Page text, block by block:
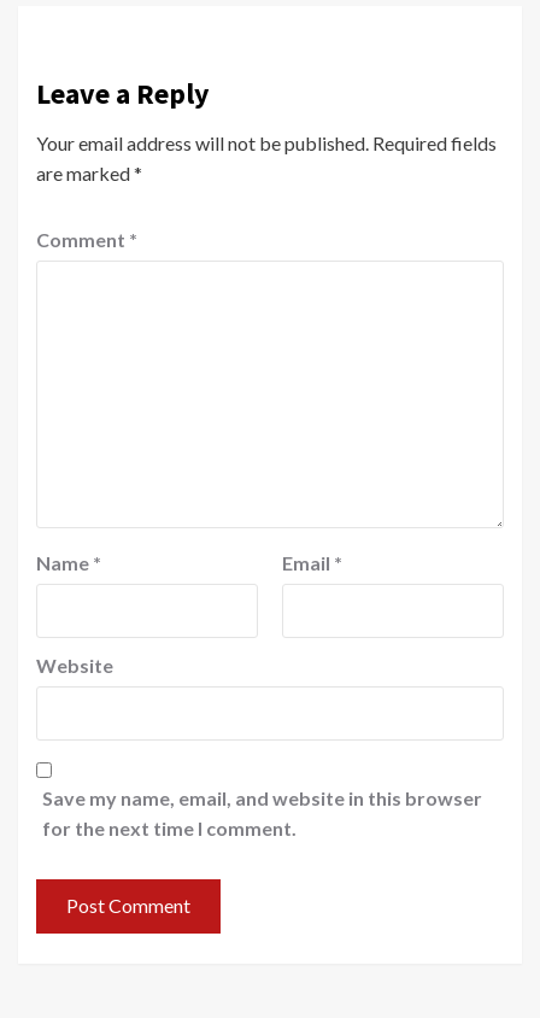
Leave a Reply
Your email address will not be published. Required fields
are marked*
Comment *
Name * Email *
Website
Save my name, email, and website in this browser
for the next time I comment.